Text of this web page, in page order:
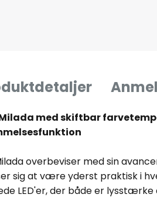
med skiftbar
overbeviser med sin
sig at være yderst praktisk i
LED'er, der både er lysstærke